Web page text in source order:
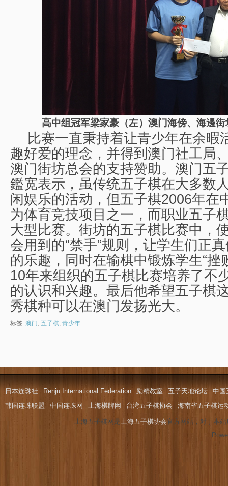
高中组冠军梁家豪（左）澳门海傍、海邊
比赛一直秉持着让青少年在余暇
趣好爱的理念，并得到澳门社工局
澳门街坊总会的支持赞助。澳门五
鑑宽表示，虽传统五子棋在大多数
闲娱乐的活动，但五子棋2006年在
为体育竞技项目之一，而职业五子
大型比赛。街坊的五子棋比赛中，
会用到的“禁手”规则，让学生们正
的乐趣，同时在输棋中锻炼学生“挫
10年来组织的五子棋比赛培养了不
的认识和兴趣。最后他希望五子棋
秀棋种可以在澳门发扬光大。
标签: 澳门 , 五子棋, 青少年
日本连珠社 Renju International Federation 励精教室 五子天地论坛
中国
韩国连珠联盟
中国连珠网 上海棋牌网 台湾五子棋协会 海南省五子棋运
上海五子棋网是上海五子棋协会官方网站，对于本